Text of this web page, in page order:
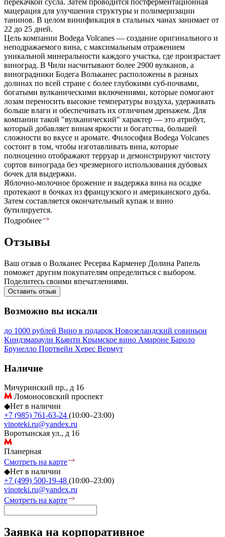
мацерация для улучшения структуры и полимеризации
танинов. В целом винификация в стальных чанах занимает от
22 до 25 дней.
Цель компании Bodega Volcanes — создание оригинального и
неподражаемого вина, с максимальным отражением
уникальной минеральности каждого участка, где произрастает
виноград. В Чили насчитывают более 2900 вулканов, а
виноградники Бодега Вольканес расположены в разных
долинах по всей стране с более глубокими суб-почвами,
богатыми вулканическими включениями, которые помогают
лозам переносить высокие температуры воздуха, удерживать
больше влаги и обеспечивать их отличным дренажем. Для
компании такой "вулканический" характер — это атрибут,
который добавляет винам яркости и богатства, большей
сложности во вкусе и аромате. Философия Bodega Volcanes
состоит в том, чтобы изготавливать вина, которые
полноценно отображают терруар и демонстрируют чистоту
сортов винограда без чрезмерного использования дубовых
бочек для выдержки.
Яблочно-молочное брожение и выдержка вина на осадке
протекают в бочках из французского и американского дуба.
Затем составляется окончательный купаж и вино
бутилируется.
Подробнее
Отзывы
Ваш отзыв о Волканес Ресерва Карменер Долина Рапель
поможет другим покупателям определиться с выбором.
Поделитесь своими впечатлениями.
Оставить отзыв
Возможно вы искали
до 1000 рублей Вино в подарок Новозеландский совиньон
Киндзмараули Кьянти Крымское вино Амароне Бароло
Брунелло Портвейн Херес Вермут
Наличие
Мичуринский пр., д 16
Ломоносовский проспект
◆Нет в наличии
+7 (985) 761-63-24 (10:00–23:00)
vinoteki.ru@yandex.ru
Воротынская ул., д 16
Планерная
Смотреть на карте
◆Нет в наличии
+7 (499) 500-19-48 (10:00–23:00)
vinoteki.ru@yandex.ru
Смотреть на карте
Заявка на корпоративное